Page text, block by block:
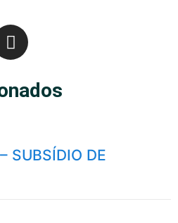
SUBSÍDIO DE